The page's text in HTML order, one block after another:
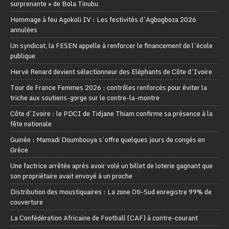
surprenante » de Bola Tinubu
Hommage à feu Agokoli IV : Les festivités d’Agbogboza 2026
annulées
Un syndicat, la FESEN appelle à renforcer le financement de l’école
publique
Hervé Renard devient sélectionneur des Eléphants de Côte d’Ivoire
Tour de France Femmes 2026 : contrôles renforcés pour éviter la
triche aux soutiens-gorge sur le contre-la-montre
Côte d’Ivoire : le PDCI de Tidjane Thiam confirme sa présence à la
fête nationale
Guinée : Mamadi Doumbouya s’offre quelques jours de congés en
Grèce
Une factrice arrêtée après avoir volé un billet de loterie gagnant que
son propriétaire avait envoyé à un proche
Distribution des moustiquaires : La zone Oti-Sud enregistre 99% de
couverture
La Confédération Africaine de Football (CAF) à contre-courant